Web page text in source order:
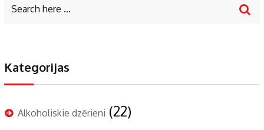
Kategorijas
Alkoholiskie dzērieni (22)